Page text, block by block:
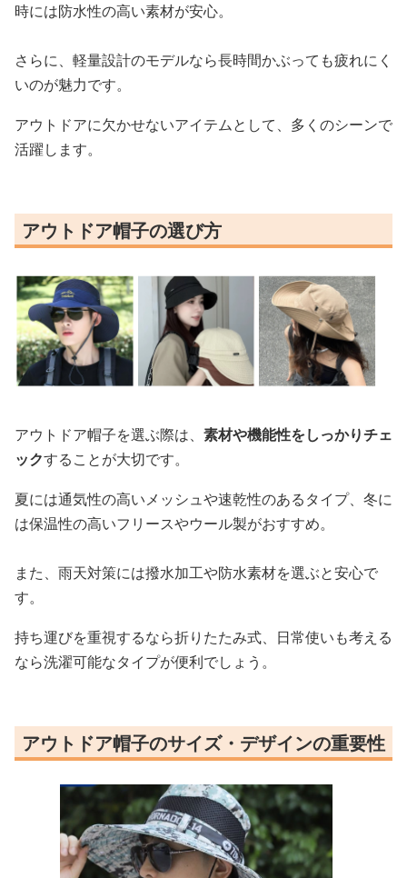
時には防水性の高い素材が安心。
さらに、軽量設計のモデルなら長時間かぶっても疲れにく
いのが魅力です。
アウトドアに欠かせないアイテムとして、多くのシーンで
活躍します。
アウトドア帽子の選び方
アウトドア帽子を選ぶ際は、 素材や機能性をしっかりチェ
ックすることが大切です。
夏には通気性の高いメッシュや速乾性のあるタイプ、冬に
は保温性の高いフリースやウール製がおすすめ。
また、雨天対策には撥水加工や防水素材を選ぶと安心で
す。
持ち運びを重視するなら折りたたみ式、日常使いも考える
なら洗濯可能なタイプが便利でしょう。
アウトドア帽子のサイズ・デザインの重要性